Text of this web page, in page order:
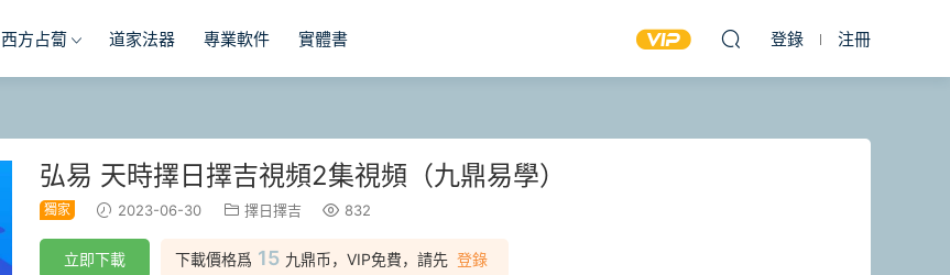
西方占蔔 道家法器 專業軟件 實體書 登錄 注冊
弘易 天時擇日擇吉視頻2集視頻（九鼎易學）
獨家 2023-06-30 擇日擇吉 832
下載價格爲 15 九鼎币，VIP免費，請先 登錄
立即下載